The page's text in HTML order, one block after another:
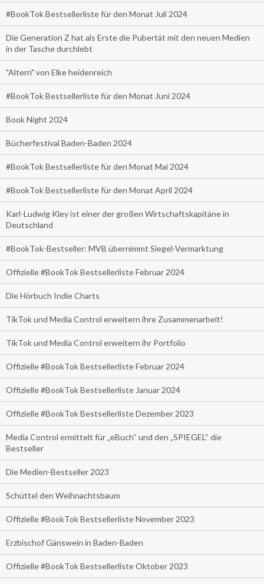
#BookTok Bestsellerliste für den Monat Juli 2024
Die Generation Z hat als Erste die Pubertät mit den neuen Medien
in der Tasche durchlebt
"Altern" von Elke heidenreich
#BookTok Bestsellerliste für den Monat Juni 2024
Book Night 2024
Bücherfestival Baden-Baden 2024
#BookTok Bestsellerliste für den Monat Mai 2024
#BookTok Bestsellerliste für den Monat April 2024
Karl-Ludwig Kley ist einer der großen Wirtschaftskapitäne in
Deutschland
#BookTok-Bestseller: MVB übernimmt Siegel-Vermarktung
Offizielle #BookTok Bestsellerliste Februar 2024
Die Hörbuch Indie Charts
TikTok und Media Control erweitern ihre Zusammenarbeit!
TikTok und Media Control erweitern ihr Portfolio
Offizielle #BookTok Bestsellerliste Februar 2024
Offizielle #BookTok Bestsellerliste Januar 2024
Offizielle #BookTok Bestsellerliste Dezember 2023
Media Control ermittelt für „eBuch“ und den „SPIEGEL“ die
Bestseller
Die Medien-Bestseller 2023
Schüttel den Weihnachtsbaum
Offizielle #BookTok Bestsellerliste November 2023
Erzbischof Gänswein in Baden-Baden
Offizielle #BookTok Bestsellerliste Oktober 2023